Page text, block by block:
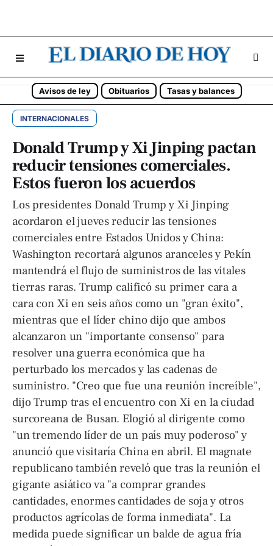
Avisos de ley Obituarios Tasas y balances
INTERNACIONALES
Donald Trump y Xi Jinping pactan
reducir tensiones comerciales.
Estos fueron los acuerdos
Los presidentes Donald Trump y Xi Jinping
acordaron el jueves reducir las tensiones
comerciales entre Estados Unidos y China:
Washington recortará algunos aranceles y Pekín
mantendrá el flujo de suministros de las vitales
tierras raras. Trump calificó su primer cara a
cara con Xi en seis años como un "gran éxito",
mientras que el líder chino dijo que ambos
alcanzaron un "importante consenso" para
resolver una guerra económica que ha
perturbado los mercados y las cadenas de
suministro. "Creo que fue una reunión increíble",
dijo Trump tras el encuentro con Xi en la ciudad
surcoreana de Busan. Elogió al dirigente como
"un tremendo líder de un país muy poderoso" y
anunció que visitaría China en abril. El magnate
republicano también reveló que tras la reunión el
gigante asiático va "a comprar grandes
cantidades, enormes cantidades de soja y otros
productos agrícolas de forma inmediata". La
medida puede significar un balde de agua fría